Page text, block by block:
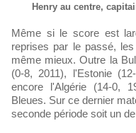
Henry au centre,
Même si le score est large, cela n'a rien d'historique, à six
reprises par le passé,
même mieux. Outre la
(0-8, 2011), l'Estonie
encore l'Algérie (14-0,
Bleues. Sur ce dernier
seconde période soit un